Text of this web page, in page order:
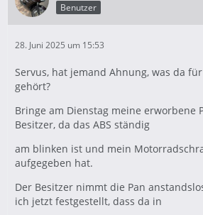
Benutzer
28. Juni 2025 um 15:53
Servus, hat jemand Ahnung, was da
gehört?
Bringe am Dienstag meine erworbene
Besitzer, da das ABS ständig
am blinken ist und mein
aufgegeben hat.
Der Besitzer nimmt die Pan
ich jetzt festgestellt, dass da in